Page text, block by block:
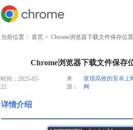
当前位置： 首页 > Chrome浏览器下载文件保存位
Chrome浏览器下载文件保存
时间：2025-05-
22
来
源：
发现高效的安卓上
网
详情介绍